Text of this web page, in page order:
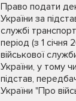
Право подати
України за
службі
період (з 1
військової
України, у тому
підстав,
України "Про